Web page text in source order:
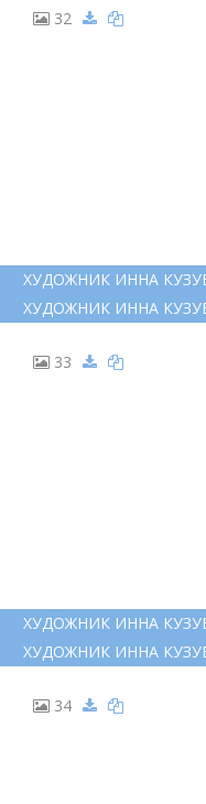
32
ХУДОЖНИК ИННА
ХУДОЖНИК ИННА
33
ХУДОЖНИК ИННА
ХУДОЖНИК ИННА
34